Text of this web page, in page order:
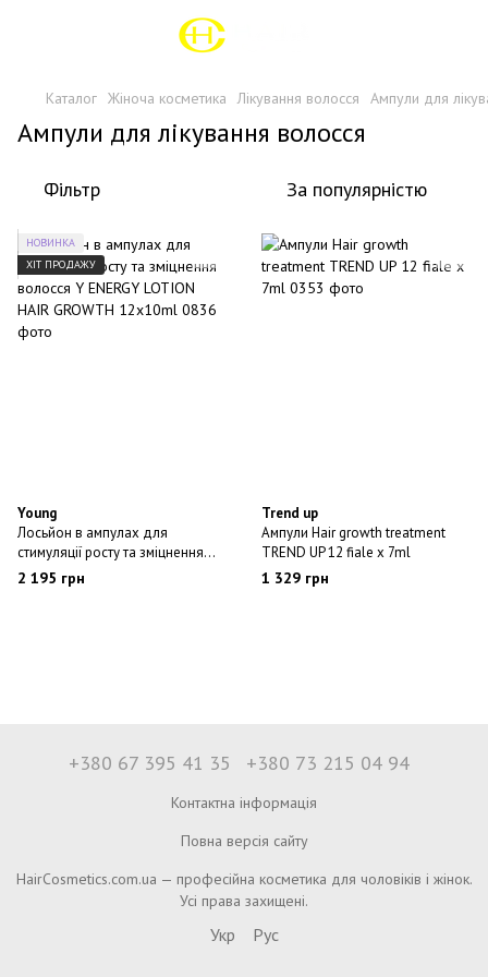
Каталог Жіноча косметика Лікування волосся Ампули для
Ампули для лікування волосся
Фільтр За популярністю
НОВИНКА
ХІТ ПРОДАЖУ
Young
Лосьйон в ампулах для
стимуляції росту та зміцнення
волосся Y ENERGY LOTION HAIR
GROWTH 12x10ml
2 195 грн
Trend up
Ампули Hair growth treatment
TREND UP 12 fiale x 7ml
1 329 грн
+380 67 395 41 35 +380 73 215 04 94
Контактна інформація
Повна версія сайту
HairCosmetics.com.ua — професійна косметика для чоловіків і жінок.
Усі права захищені.
Укр Рус